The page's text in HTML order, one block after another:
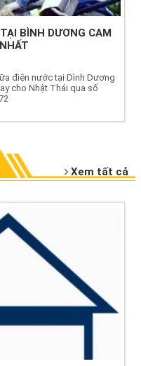
BÌNH DƯƠNG CAM
điện nước tại Dình Dương
cho Nhật Thái qua số
Xem tất cả